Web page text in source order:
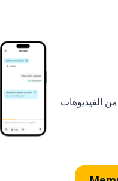
الفيديوهات